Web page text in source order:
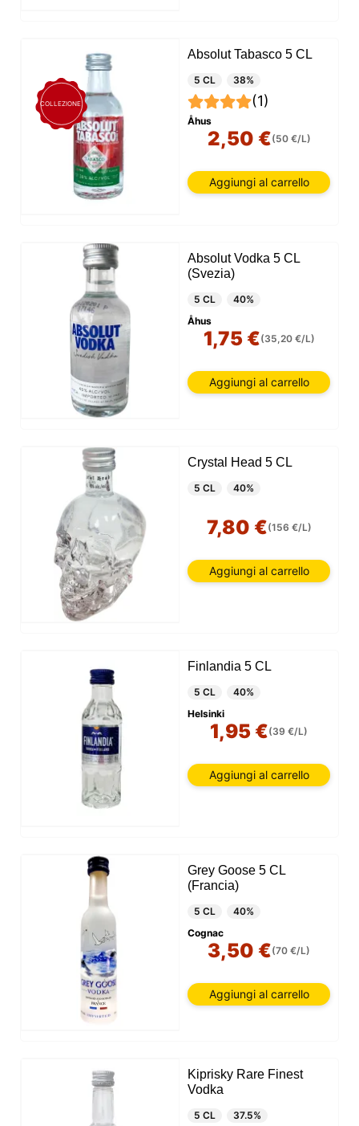
COLLEZIONE
Absolut Tabasco 5 CL
5 CL 38%
(1)
Åhus
2,50 €(50 €/L)
Aggiungi al carrello
Absolut Vodka 5 CL
(Svezia)
5 CL
40%
Åhus
1,75 €(35,20 €/L)
Aggiungi al carrello
Crystal Head 5 CL
5 CL 40%
7,80 €(156 €/L)
Aggiungi al carrello
Finlandia 5 CL
5 CL
40%
Helsinki
1,95 €(39 €/L)
Aggiungi al carrello
Grey Goose 5 CL
(Francia)
5 CL
40%
Cognac
3,50 €(70 €/L)
Aggiungi al carrello
Kiprisky Rare Finest
Vodka
5 CL 37.5%